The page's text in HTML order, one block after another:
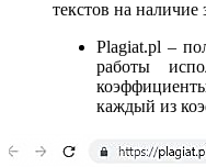
текстов на
Plagiat.pl –
работы
каждый из